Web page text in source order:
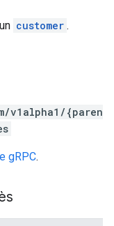
customer .
v1alpha1/{paren
gRPC.